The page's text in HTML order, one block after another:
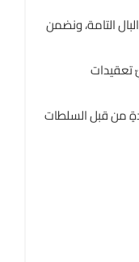
التامة، ونضمن
من قبل السلطات